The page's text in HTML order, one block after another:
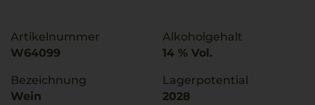
Artikelnummer
W64099
Bezeichnung
Wein
Alkoholgehalt
14 % Vol.
Lagerpotential
2028